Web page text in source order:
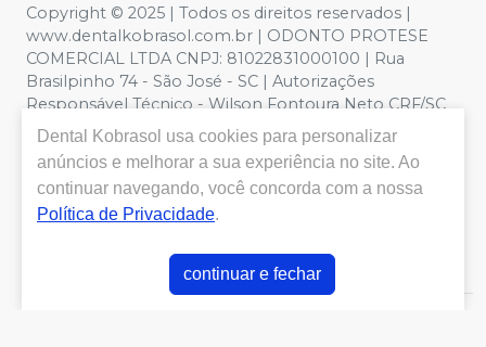
Copyright © 2025 | Todos os direitos reservados |
www.dentalkobrasol.com.br | ODONTO PROTESE
COMERCIAL LTDA CNPJ: 81022831000100 | Rua
Brasilpinho 74 - São José - SC | Autorizações
Responsável Técnico - Wilson Fontoura Neto CRF/SC
12450 | Política de Privacidade e Segurança - Fotos
meramente ilustrativas - Os preços e condições da loja
virtual estão sujeitos a alterações. Em caso de
divergência de preços no site, o valor válido é o do
Carrinho de Compra. Não vendemos por atacado, por
de grandes volumes pelo site.
Dental Kobrasol usa cookies para personalizar
anúncios e melhorar a sua experiência no site. Ao
continuar navegando, você concorda com a nossa
Política de Privacidade.
continuar e fechar